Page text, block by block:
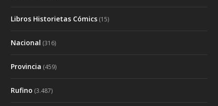
Libros Historietas Cómics (15)
Nacional (316)
Provincia (459)
Rufino (3.487)